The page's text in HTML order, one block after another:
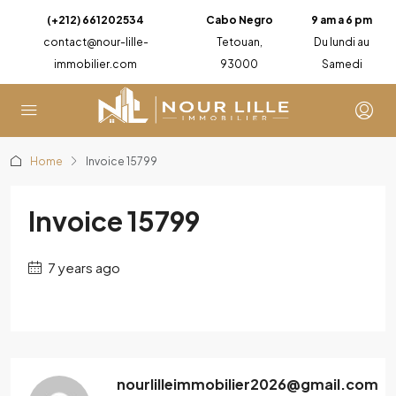
(+212) 661202534
contact@nour-lille-
immobilier.com
Cabo Negro
Tetouan,
93000
9 am a 6 pm
Du lundi au
Samedi
Home Invoice 15799
Invoice 15799
7 years ago
nourlilleimmobilier2026@gmail.com